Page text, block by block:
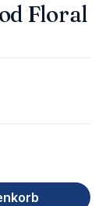
Floral
Wert